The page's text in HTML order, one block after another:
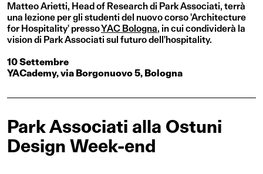
Matteo Arietti, Head of Research di Park Associati, terrà
una lezione per gli studenti del nuovo corso 'Architecture
for Hospitality' pressoYAC Bologna, in cui condividerà la
vision di Park Associati sul futuro dell'hospitality.
10 Settembre
YACademy, via Borgonuovo 5, Bologna
Park Associati alla Ostuni
Design Week-end